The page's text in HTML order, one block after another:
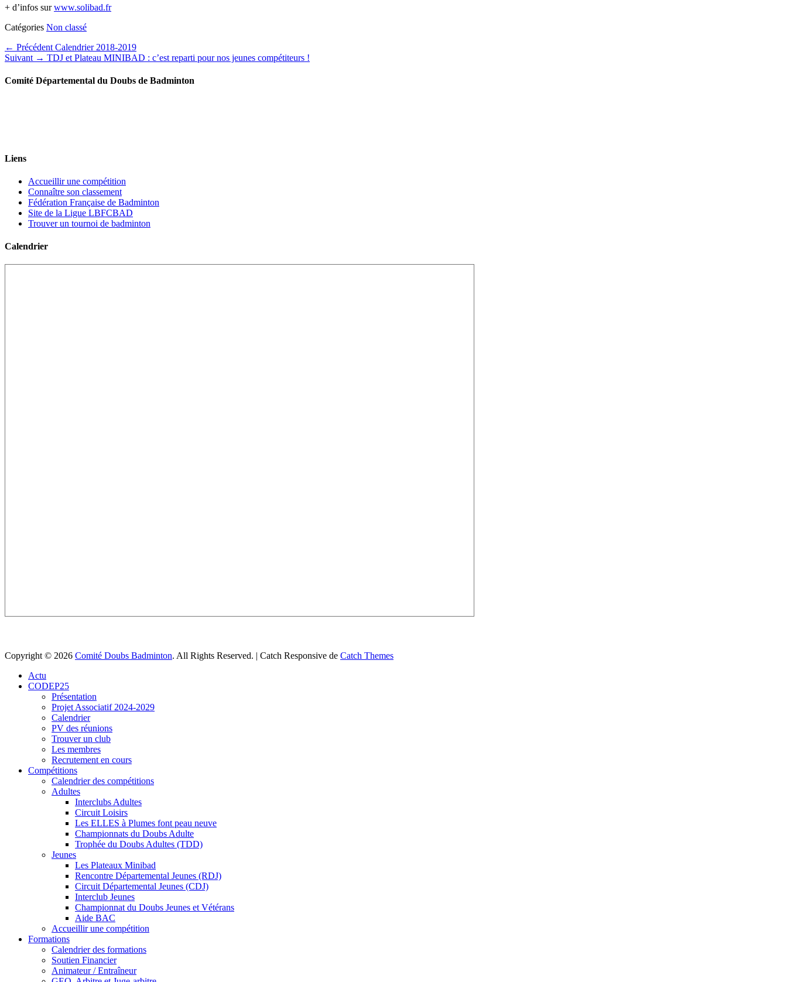
+ d’infos surwww.solibad.fr
Catégories Non classé
Navigation
de
l’article
← Précédent Article
précédent :
Calendrier 2018-2019
Suivant → Article
TDJ et Plateau MINIBAD : c’est reparti pour nos jeunes compétiteurs !
Comité Départemental du Doubs de Badminton
Liens
Accueillir une compétition
Connaître son classement
Fédération Française de Badminton
Site de la Ligue LBFCBAD
Trouver un tournoi de badminton
Calendrier
Copyright © 2026 Comité Doubs Badminton. All Rights Reserved. | Catch Responsive de Catch Themes
remonterActu
CODEP25
Présentation
Projet Associatif 2024-2029
Calendrier
PV des réunions
Trouver un club
Les membres
Recrutement en cours
Compétitions
Calendrier des compétitions
Adultes
Interclubs Adultes
Circuit Loisirs
Les ELLES à Plumes font peau neuve
Championnats du Doubs Adulte
Trophée du Doubs Adultes (TDD)
Jeunes
Les Plateaux Minibad
Rencontre Départemental Jeunes (RDJ)
Circuit Départemental Jeunes (CDJ)
Interclub Jeunes
Championnat du Doubs Jeunes et Vétérans
Aide BAC
Accueillir une compétition
Formations
Calendrier des formations
Soutien Financier
Animateur / Entraîneur